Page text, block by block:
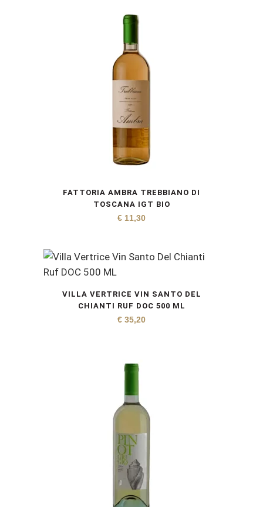
FATTORIA AMBRA TREBBIANO DI
TOSCANA IGT BIO
€ 11,30
VILLA VERTRICE VIN SANTO DEL
CHIANTI RUF DOC 500 ML
€ 35,20